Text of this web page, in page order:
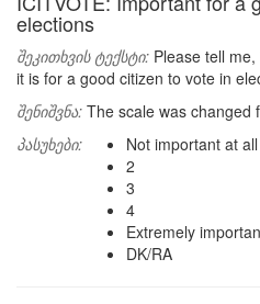
elections
შეკითხვის ტექსტი: Please tell
it is for a good citizen to vote in
შენიშვნა: The scale was changed
პასუხები:
Not important at all
2
3
4
Extremely
DK/RA